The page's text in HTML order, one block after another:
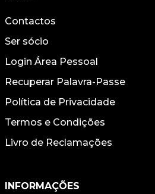
Contactos
Ser sócio
Login Área Pessoal
Recuperar Palavra-Passe
Política de Privacidade
Termos e Condições
Livro de Reclamações
INFORMAÇÕES